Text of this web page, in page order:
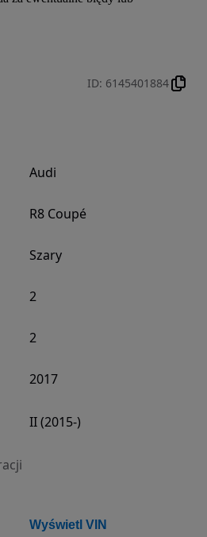
ID: 6145401884
Audi
R8 Coupé
Szary
2
2
2017
II (2015-)
Wyświetl VIN